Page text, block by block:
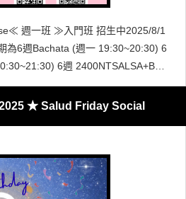
週一班 ≫入門班 招生中2025/8/1
為6週Bachata (週一 19:30~20:30) 6
6週 2400NTSALSA+Bac
★ Salud Friday Social